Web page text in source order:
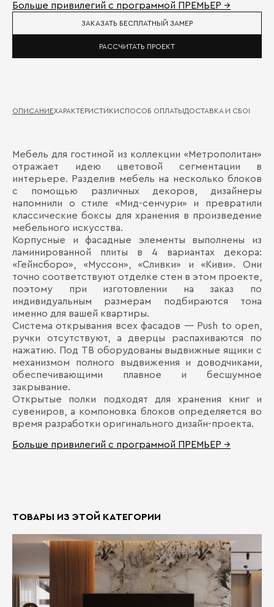
Больше привилегий с программой ПРЕМЬЕР →
ЗАКАЗАТЬ БЕСПЛАТНЫЙ ЗАМЕР
РАССЧИТАТЬ ПРОЕКТ
ОПИСАНИЕХАРАКТЕРИСТИКИСПОСОБ ОПЛАТЫДОСТАВКА И СБОРКА
Мебель для гостиной из коллекции «Метрополитан»
отражает идею цветовой сегментации в
интерьере. Разделив мебель на несколько блоков
с помощью различных декоров, дизайнеры
напомнили о стиле «Мид-сенчури» и превратили
классические боксы для хранения в произведение
мебельного искусства.
Корпусные и фасадные элементы выполнены из
ламинированной плиты в 4 вариантах декора:
«Гейнсборо», «Муссон», «Сливки» и «Киви». Они
точно соответствуют отделке стен в этом проекте,
поэтому при изготовлении на заказ по
индивидуальным размерам подбираются тона
именно для вашей квартиры.
Система открывания всех фасадов — Push to open,
ручки отсутствуют, а дверцы распахиваются по
нажатию. Под ТВ оборудованы выдвижные ящики с
механизмом полного выдвижения и доводчиками,
обеспечивающими плавное и бесшумное
закрывание.
Открытые полки подходят для хранения книг и
сувениров, а компоновка блоков определяется во
время разработки оригинального дизайн-проекта.
Больше привилегий с программой ПРЕМЬЕР →
ТОВАРЫ ИЗ ЭТОЙ КАТЕГОРИИ